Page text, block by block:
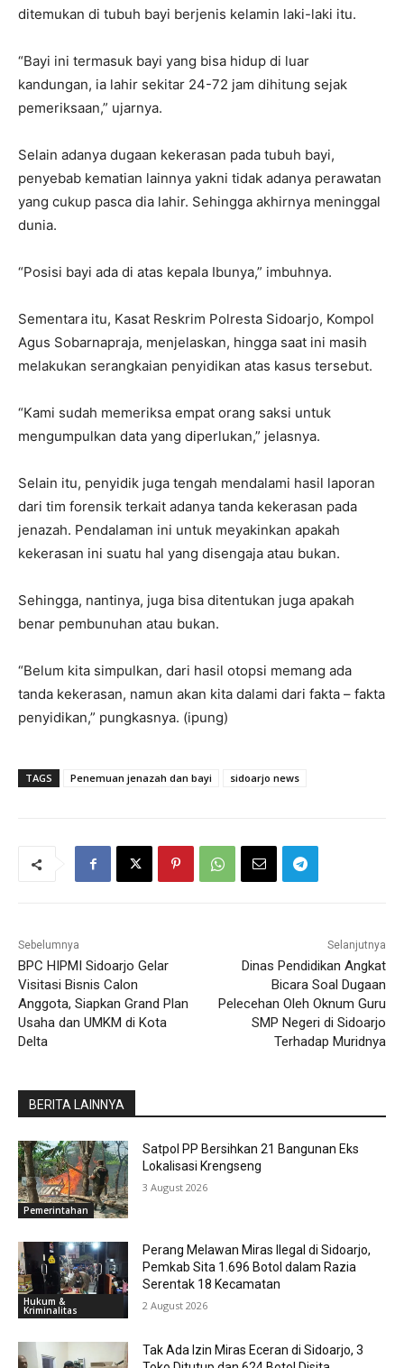
ditemukan di tubuh bayi berjenis kelamin laki-laki itu.
“Bayi ini termasuk bayi yang bisa hidup di luar
kandungan, ia lahir sekitar 24-72 jam dihitung sejak
pemeriksaan,” ujarnya.
Selain adanya dugaan kekerasan pada tubuh bayi,
penyebab kematian lainnya yakni tidak adanya perawatan
yang cukup pasca dia lahir. Sehingga akhirnya meninggal
dunia.
“Posisi bayi ada di atas kepala Ibunya,” imbuhnya.
Sementara itu, Kasat Reskrim Polresta Sidoarjo, Kompol
Agus Sobarnapraja, menjelaskan, hingga saat ini masih
melakukan serangkaian penyidikan atas kasus tersebut.
“Kami sudah memeriksa empat orang saksi untuk
mengumpulkan data yang diperlukan,” jelasnya.
Selain itu, penyidik juga tengah mendalami hasil laporan
dari tim forensik terkait adanya tanda kekerasan pada
jenazah. Pendalaman ini untuk meyakinkan apakah
kekerasan ini suatu hal yang disengaja atau bukan.
Sehingga, nantinya, juga bisa ditentukan juga apakah
benar pembunuhan atau bukan.
“Belum kita simpulkan, dari hasil otopsi memang ada
tanda kekerasan, namun akan kita dalami dari fakta – fakta
penyidikan,” pungkasnya. (ipung)
TAGS Penemuan jenazah dan bayi sidoarjo news
Sebelumnya
BPC HIPMI Sidoarjo Gelar
Visitasi Bisnis Calon
Anggota, Siapkan Grand Plan
Usaha dan UMKM di Kota
Delta
Selanjutnya
Dinas Pendidikan Angkat
Bicara Soal Dugaan
Pelecehan Oleh Oknum Guru
SMP Negeri di Sidoarjo
Terhadap Muridnya
BERITA LAINNYA
Pemerintahan
Satpol PP Bersihkan 21 Bangunan Eks
Lokalisasi Krengseng
3 August 2026
Hukum &
Kriminalitas
Perang Melawan Miras Ilegal di Sidoarjo,
Pemkab Sita 1.696 Botol dalam Razia
Serentak 18 Kecamatan
2 August 2026
Tak Ada Izin Miras Eceran di Sidoarjo, 3